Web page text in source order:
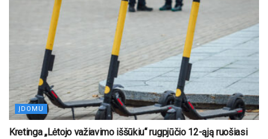
ĮDOMU
Kretinga „Lėtojo važiavimo iššūkiu“ rugpjūčio 12-ąją ruošiasi